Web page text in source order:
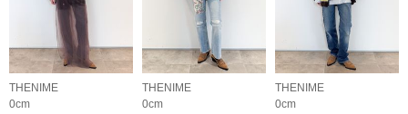
THENIME
0cm
THENIME
0cm
THENIME
0cm